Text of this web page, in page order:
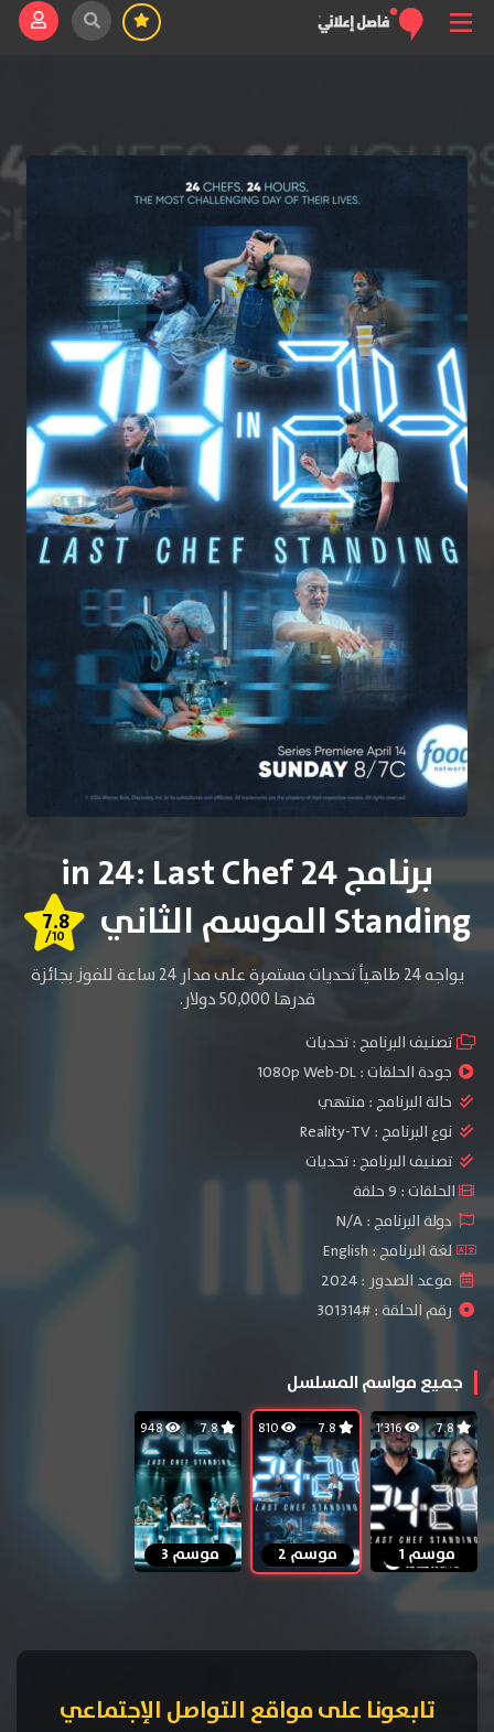
برنامج 24 in 24: Last Chef
Standing الموسم الثاني
7.8
/10
يواجه 24 طاهياً تحديات مستمرة على مدار 24 ساعة للفوز بجائزة
قدرها 50,000 دولار.
تصنيف البرنامج :تحديات
جودة الحلقات :1080p Web-DL
حالة البرنامج : منتهي
نوع البرنامج :Reality-TV
تصنيف البرنامج :تحديات
الحلقات : 9 حلقة
دولة البرنامج : N/A
لغة البرنامج : English
موعد الصدور : 2024
رقم الحلقة : #301314
جميع مواسم المسلسل
7.8 1٬316
موسم 1 موسم 2
7.8
948
موسم 3
تابعونا على مواقع التواصل الإجتماعي